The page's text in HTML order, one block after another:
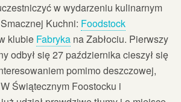
w wydarzeniu kulinarnym
Kuchni: Foodstock
klubie Fabryka na Zabłociu. Pierwszy
odbył się 27 października cieszył się
pomimo deszczowej,
Świątecznym Foostocku i